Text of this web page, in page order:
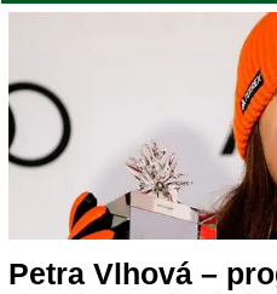
Petra Vlhová –